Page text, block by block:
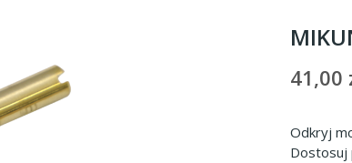
41,00
Odkryj
Dostosuj